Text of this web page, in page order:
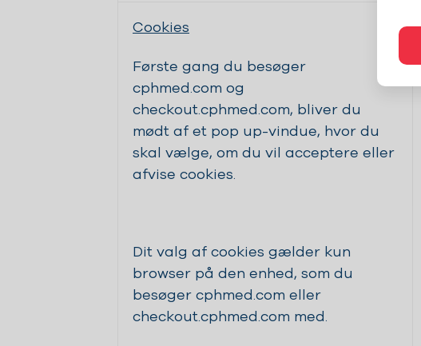
Cookies
Første gang du besøger
cphmed.com og
checkout.cphmed.com, bliver du
mødt af et pop up-vindue, hvor du
skal vælge, om du vil acceptere eller
afvise cookies.
Dit valg af cookies gælder kun
browser på den enhed, som du
besøger cphmed.com eller
checkout.cphmed.com med.